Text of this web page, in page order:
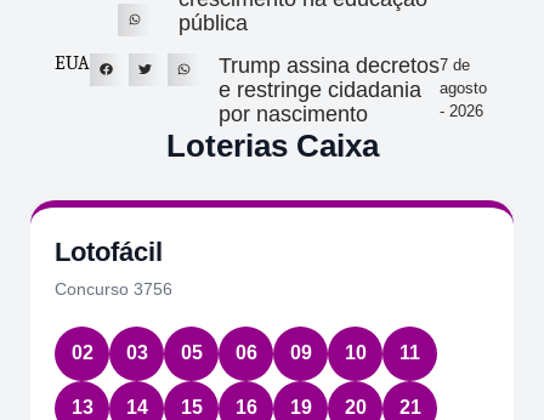
pública
EUA
Trump assina decretos
e restringe cidadania
por nascimento
7 de
agosto
- 2026
Loterias Caixa
Lotofácil
Concurso 3756
02 03 05 06 09 10 11
13 14 15 16 19 20 21